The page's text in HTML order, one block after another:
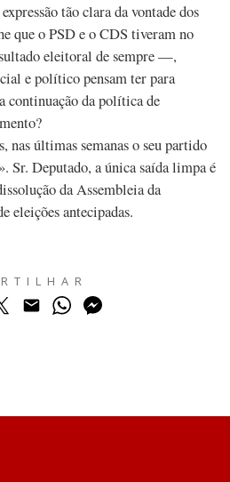
tão clara da vontade dos
que o PSD e o CDS tiveram no
eleitoral de sempre —,
e político pensam ter para
continuação da política de
nas últimas semanas o seu partido
Sr. Deputado, a única saída limpa é
da Assembleia da
eleições antecipadas.